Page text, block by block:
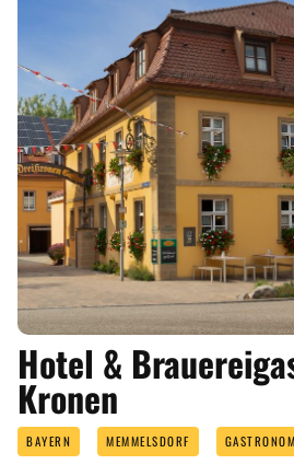
Hotel &
Kronen
BAYERN MEMMELSDORF